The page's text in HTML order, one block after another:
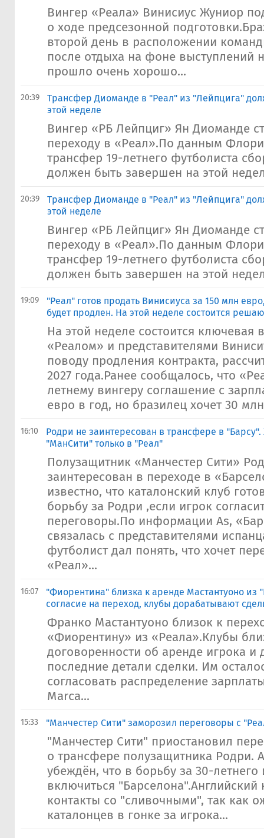
Вингер «Реала» Винисиус Жуниор
о ходе предсезонной
второй день в расположении
после отдыха на фоне выступлений
прошло очень хорошо...
20:39
Трансфер Диоманде в "Реал" из "Лейпцига"
этой неделе
Вингер «РБ Лейпциг» Ян Диоманде
переходу в «Реал».По данным
трансфер 19-летнего футболиста
должен быть завершен на этой
20:39
Трансфер Диоманде в "Реал" из "Лейпцига"
этой неделе
Вингер «РБ Лейпциг» Ян Диоманде
переходу в «Реал».По данным
трансфер 19-летнего футболиста
должен быть завершен на этой
19:09
"Реал" готов продать Винисиуса за 150 млн
будет продлен. На этой неделе состоится
На этой неделе состоится ключевая
«Реалом» и представителями
поводу продления контракта,
2027 года.Ранее сообщалось, что
летнему вингеру соглашение с
евро в год, но бразилец хочет 30
16:10
Родри не заинтересован в трансфере в
"МанСити" только в "Реал"
Полузащитник «Манчестер Сити»
заинтересован в переходе в
известно, что каталонский клуб
борьбу за Родри ,если игрок
переговоры.По информации As,
связалась с представителями
футболист дал понять, что хочет
«Реал»...
16:07
"Фиорентина" близка к аренде Мастантуоно из
согласие на переход, клубы дорабатывают
Франко Мастантуоно близок к
«Фиорентину» из «Реала».Клубы
договоренности об аренде игрока и
последние детали сделки. Им
согласовать распределение
Marca...
15:33 "Манчестер Сити" заморозил переговоры с
"Манчестер Сити" приостановил
о трансфере полузащитника Родри.
убеждён, что в борьбу за 30-
включиться "Барселона".Английский
контакты со "сливочными", так как
каталонцев в гонке за игрока...